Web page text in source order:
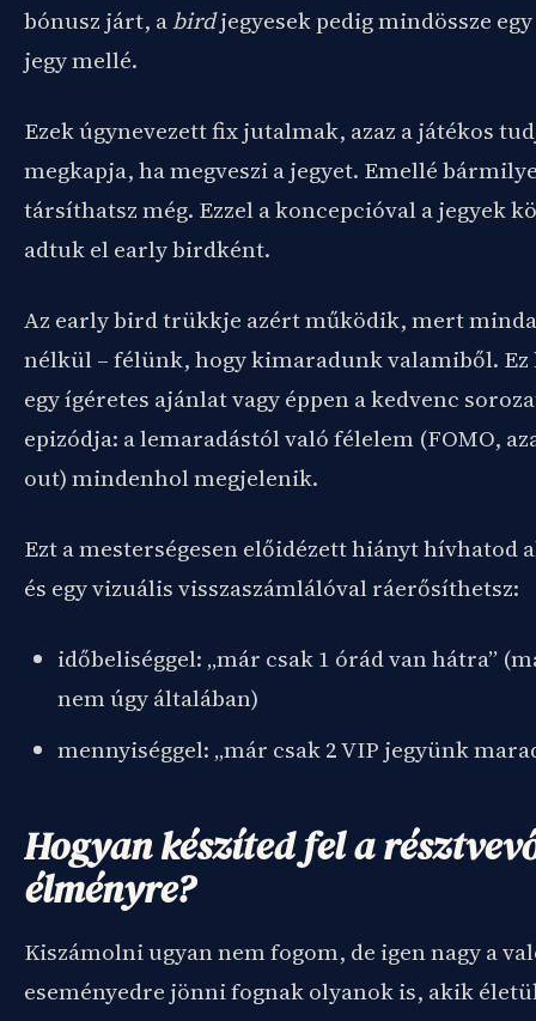
bónusz járt, abirdjegyesek pedig mindössze
jegy mellé.
Ezek úgynevezett fix jutalmak, azaz a játékos
megkapja, ha megveszi a jegyet. Emellé
társíthatsz még. Ezzel a koncepcióval a jegyek
adtuk el early birdként.
Az early bird trükkje azért működik, mert
nélkül – félünk, hogy kimaradunk valamiből. Ez
egy ígéretes ajánlat vagy éppen a kedvenc
epizódja: a lemaradástól való félelem (FOMO,
out) mindenhol megjelenik.
Ezt a mesterségesen előidézett hiányt hívhatod
és egy vizuális visszaszámlálóval ráerősíthetsz:
időbeliséggel: „már csak 1 órád van hátra”
nem úgy általában)
mennyiséggel: „már csak 2 VIP jegyünk
Hogyan készíted fel a
élményre?
Kiszámolni ugyan nem fogom, de igen nagy a
eseményedre jönni fognak olyanok is, akik